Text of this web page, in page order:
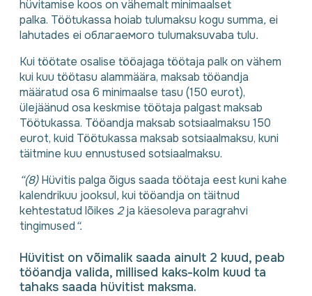
hüvitamise koos on vähemalt minimaalset
palka. Töötukassa hoiab tulumaksu kogu summa, ei
lahutades ei облагаемого tulumaksuvaba tulu.
Kui töötate osalise tööajaga töötaja palk on vähem
kui kuu töötasu alammäära, maksab tööandja
määratud osa 6 minimaalse tasu (150 eurot),
ülejäänud osa keskmise töötaja palgast maksab
Töötukassa. Tööandja maksab sotsiaalmaksu 150
eurot, kuid Töötukassa maksab sotsiaalmaksu, kuni
täitmine kuu ennustused sotsiaalmaksu.
“(8)Hüvitis palga õigus saada töötaja eest kuni kahe
kalendrikuu jooksul,kui tööandja on täitnud
kehtestatud lõikes 2ja käesoleva paragrahvi
tingimused“.
Hüvitist on võimalik saada ainult 2 kuud, peab
tööandja valida, millised kaks-kolm kuud ta
tahaks saada hüvitist maksma.